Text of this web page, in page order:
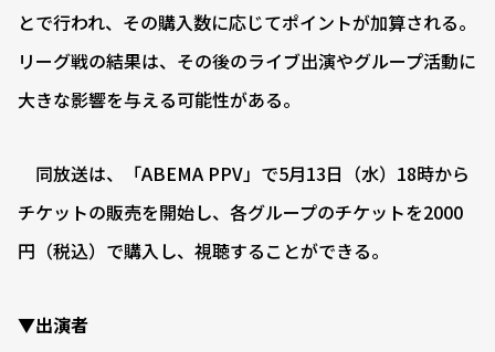
とで行われ、その購入数に応じてポイントが加算される。
リーグ戦の結果は、その後のライブ出演やグループ活動に
大きな影響を与える可能性がある。
同放送は、「ABEMA PPV」で5月13日（水）18時から
チケットの販売を開始し、各グループのチケットを2000
円（税込）で購入し、視聴することができる。
▼出演者